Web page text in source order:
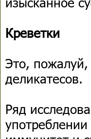
Креветки
Это,
деликатесов.
Ряд